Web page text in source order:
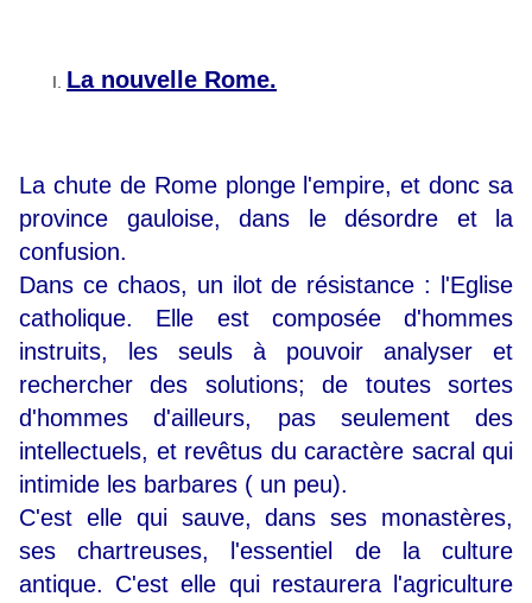
La nouvelle Rome.
La chute de Rome plonge l'empire, et donc sa
province gauloise, dans le désordre et la
confusion.
Dans ce chaos, un ilot de résistance : l'Eglise
catholique. Elle est composée d'hommes
instruits, les seuls à pouvoir analyser et
rechercher des solutions; de toutes sortes
d'hommes d'ailleurs, pas seulement des
intellectuels, et revêtus du caractère sacral qui
intimide les barbares ( un peu).
C'est elle qui sauve, dans ses monastères,
ses chartreuses, l'essentiel de la culture
antique. C'est elle qui restaurera l'agriculture